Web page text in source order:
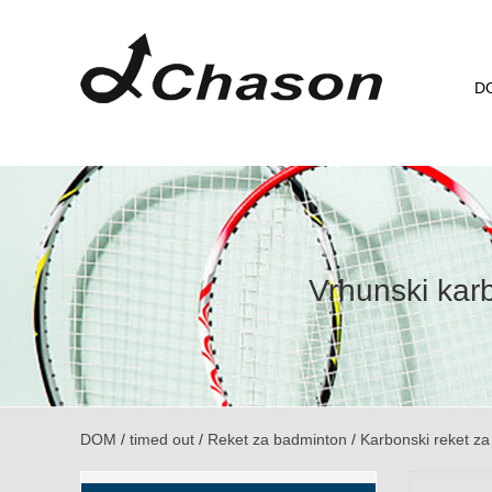
Vrhunski
DOM / timed out / Reket za badminton / Karbonski reket